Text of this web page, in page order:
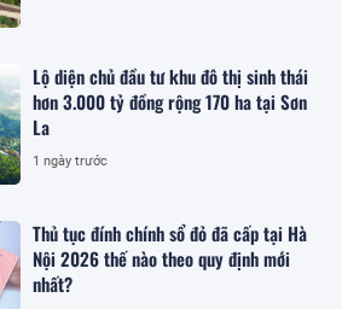
Lộ diện chủ đầu tư khu đô thị sinh thái
hơn 3.000 tỷ đồng rộng 170 ha tại Sơn
La
1 ngày trước
Thủ tục đính chính sổ đỏ đã cấp tại Hà
Nội 2026 thế nào theo quy định mới
nhất?